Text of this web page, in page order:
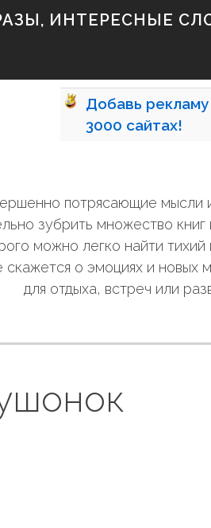
ИНТЕРЕСНЫЕ
Добавь
3000 сайтах!
потрясающие
зубрить множество
можно легко найти
о эмоциях и новых
для отдыха, встреч или